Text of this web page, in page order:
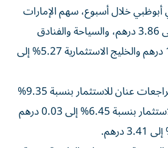
أبوظبي خلال أسبوع، سهم الإمارات
للتنقل بنسبة 7.52% إلى 3.86 درهم، والسياحة والفنادق
بنسبة 5.56% إلى 1.52 درهم والخليج الاستثمارية 5.27% إلى
وعلى العكس، تصدر التراجعات عنان للاستثمار بنسبة 9.35%
إلى 1.26 درهم وبنك الاستثمار بنسبة 6.45% إلى 0.03 درهم